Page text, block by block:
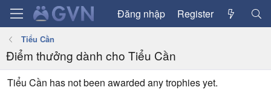
Đăng nhập Register
Tiểu Cần
Điểm thưởng dành cho Tiểu Cần
Tiểu Cần has not been awarded any trophies yet.